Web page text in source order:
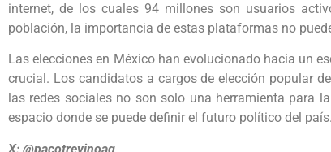
internet, de los cuales 94 millones son usuarios
población, la importancia de estas plataformas no
Las elecciones en México han evolucionado hacia un
crucial. Los candidatos a cargos de elección popular
las redes sociales no son solo una herramienta para
espacio donde se puede definir el futuro político del país.